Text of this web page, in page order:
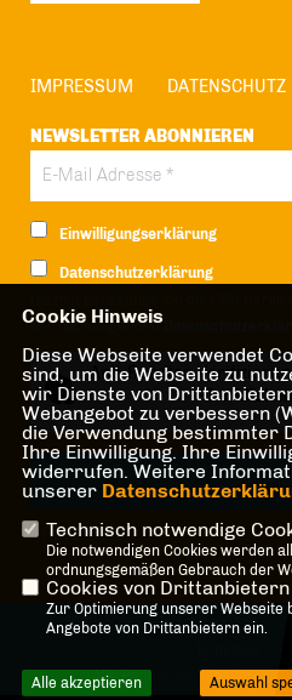
IMPRESSUM DATENSCHUTZ
NEWSLETTER ABONNIEREN
Einwilligungserklärung
Datenschutzerklärung
der nachfolgenden
Anti-Roboter-
Hier klicken
* Pflichtfeld!
@2026 CDU-Fraktion Treptow-
Alle Rechte vorbehalten.
Cookie Hinweis
Diese Webseite verwendet
sind, um die Webseite zu
wir Dienste von
Webangebot zu verbessern
die Verwendung bestimmter
Ihre Einwilligung. Ihre
widerrufen. Weitere
unserer
Technisch notwendige
Die notwendigen Cookies werden
ordnungsgemäßen Gebrauch der
Cookies von Drittanbietern
Zur Optimierung unserer Webseite
Angebote von Drittanbietern ein.
Alle akzeptieren Auswahl